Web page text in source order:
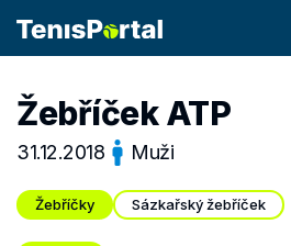
Žebříček ATP
31.12.2018 Muži
Žebříčky Sázkařský žebříček